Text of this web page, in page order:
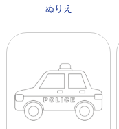
ぬりえ